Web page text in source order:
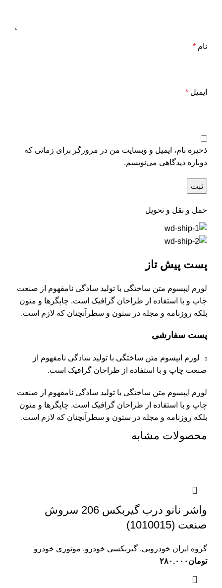
نام *
ایمیل *
ذخیره نام، ایمیل و وبسایت من در مرورگر برای زمانی که
دوباره دیدگاهی می‌نویسم.
حمل و نقل و تحویل
پست پیش تاز
لورم ایپسوم متن ساختگی با تولید سادگی نامفهوم از صنعت
چاپ و با استفاده از طراحان گرافیک است. چاپگرها و متون
بلکه روزنامه و مجله در ستون و سطرآنچنان که لازم است.
پست سفارشی
لورم ایپسوم متن ساختگی با تولید سادگی نامفهوم از
صنعت چاپ و با استفاده از طراحان گرافیک است.
لورم ایپسوم متن ساختگی با تولید سادگی نامفهوم از صنعت
چاپ و با استفاده از طراحان گرافیک است. چاپگرها و متون
بلکه روزنامه و مجله در ستون و سطرآنچنان که لازم است.
محصولات مشابه
واشر نانو درب گیربکس 206 سروش
صنعت (1010015)
گروه ایران خودرویی, گیربکسی خودرو, موتوری خودرو
تومان ۲۸۰.۰۰۰